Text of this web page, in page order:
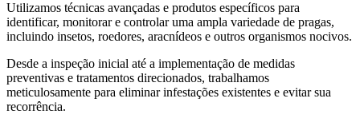
Utilizamos técnicas avançadas e produtos específicos para
identificar, monitorar e controlar uma ampla variedade de pragas,
incluindo insetos, roedores, aracnídeos e outros organismos nocivos.
Desde a inspeção inicial até a implementação de medidas
preventivas e tratamentos direcionados, trabalhamos
meticulosamente para eliminar infestações existentes e evitar sua
recorrência.